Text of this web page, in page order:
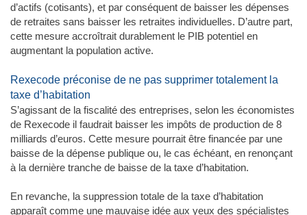
d’actifs (cotisants), et par conséquent de baisser les dépenses
de retraites sans baisser les retraites individuelles. D’autre part,
cette mesure accroîtrait durablement le PIB potentiel en
augmentant la population active.
Rexecode préconise de ne pas supprimer totalement la
taxe d’habitation
S’agissant de la fiscalité des entreprises, selon les économistes
de Rexecode il faudrait baisser les impôts de production de 8
milliards d’euros. Cette mesure pourrait être financée par une
baisse de la dépense publique ou, le cas échéant, en renonçant
à la dernière tranche de baisse de la taxe d’habitation.
En revanche, la suppression totale de la taxe d’habitation
apparaît comme une mauvaise idée aux yeux des spécialistes